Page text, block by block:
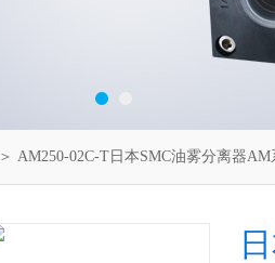
＞ AM250-02C-T日本SMC油雾分离器